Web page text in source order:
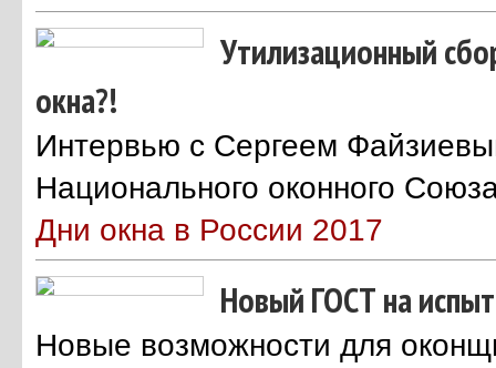
Утилизационный
окна?!
Интервью с Сергеем
Национального оконного
Дни окна в России 2017
Новый ГОСТ на
Новые возможности для